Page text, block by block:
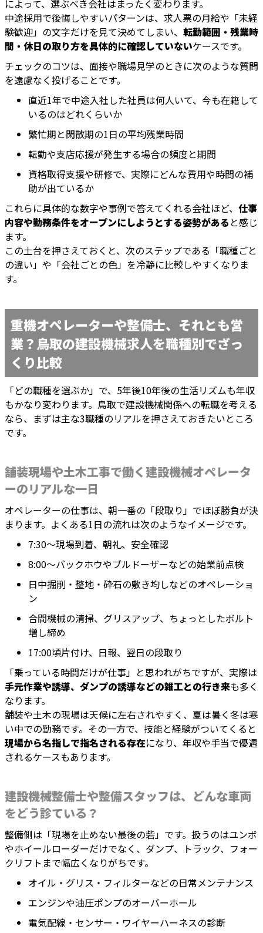
によって、選ぶべき会社はまったく変わります。
中途採用で後悔しやすいパターンは、求人票の月給や「未経
験歓迎」の文字だけを見て決めてしまい、 転勤範囲・残業時
間・休日の取り方を具体的に確認していないケースです。
チェックのコツは、面接や職場見学のときに次のような質問
を遠慮なく投げることです。
直近1年で中途入社した社員は何人いて、今も在籍して
いるのはどれくらいか
繁忙期と閑散期の1日の平均残業時間
転勤や支店応援が発生する場合の頻度と期間
資格取得支援や研修で、実際にどんな費用や時間の補
助が出ているか
これらに具体的な数字や事例で答えてくれる会社ほど、 仕事
内容や勤務条件をオープンにしようとする姿勢がある と感じ
ます。
この土台を押さえておくと、次のステップである「職種ごと
の違い」や「会社ごとの色」を冷静に比較しやすくなりま
す。
重機オペレーターや整備士、それとも営
業？鳥取の建設機械求人を職種別でざっ
くり比較
「どの職種を選ぶか」で、5年後10年後の生活リズムも年収
もかなり変わります。鳥取で建設機械関係への転職を考える
なら、まずは主な3職種のリアルを押さえておきたいところ
です。
舗装現場や土木工事で働く建設機械オペレータ
ーのリアルな一日
オペレーターの仕事は、朝一番の「段取り」でほぼ勝負が決
まります。よくある1日の流れは次のようなイメージです。
7:30～現場到着、朝礼、安全確認
8:00～バックホウやブルドーザーなどの始業前点検
日中掘削・整地・砕石の敷き均しなどのオペレーショ
ン
合間機械の清掃、グリスアップ、ちょっとしたボルト
増し締め
17:00頃片付け、日報、翌日の段取り
「乗っている時間だけが仕事」と思われがちですが、実際は
手元作業や誘導、ダンプの誘導などの雑工との行き来も多く
なります。
舗装や土木の現場は天候に左右されやすく、夏は暑く冬は寒
い中での勤務です。その一方で、技能と経験がついてくると
現場から名指しで指名される存在になり、年収や手当で優遇
されるケースもあります。
建設機械整備士や整備スタッフは、どんな車両
をどう診ている？
整備側は「現場を止めない最後の砦」です。扱うのはユンボ
やホイールローダーだけでなく、ダンプ、トラック、フォー
クリフトまで幅広くなりがちです。
オイル・グリス・フィルターなどの日常メンテナンス
エンジンや油圧ポンプのオーバーホール
電気配線・センサー・ワイヤーハーネスの診断